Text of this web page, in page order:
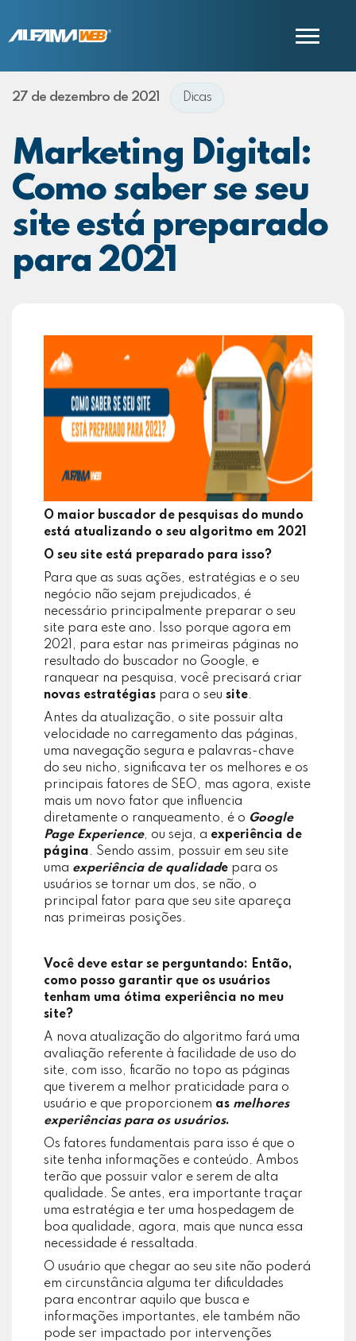
COMERCIAL
SUPORTE
27 de dezembro de 2021 Dicas
Marketing Digital:
Como saber se seu
site está preparado
para 2021
O maior buscador de pesquisas do mundo
está atualizando o seu algoritmo em 2021
O seu site está preparado para isso?
Para que as suas ações, estratégias e o seu
negócio não sejam prejudicados, é
necessário principalmente preparar o seu
site para este ano. Isso porque agora em
2021, para estar nas primeiras páginas no
resultado do buscador no Google, e
ranquear na pesquisa, você precisará criar
novas estratégias para o seu site.
Antes da atualização, o site possuir alta
velocidade no carregamento das páginas,
uma navegação segura e palavras-chave
do seu nicho, significava ter os melhores e os
principais fatores de SEO, mas agora, existe
mais um novo fator que influencia
diretamente o ranqueamento, é o Google
Page Experience, ou seja, a experiência de
página. Sendo assim, possuir em seu site
uma experiência de qualidade para os
usuários se tornar um dos, se não, o
principal fator para que seu site apareça
nas primeiras posições.
Você deve estar se perguntando: Então,
como posso garantir que os usuários
tenham uma ótima experiência no meu
site?
A nova atualização do algoritmo fará uma
avaliação referente à facilidade de uso do
site, com isso, ficarão no topo as páginas
que tiverem a melhor praticidade para o
usuário e que proporcionem as melhores
experiências para os usuários.
Os fatores fundamentais para isso é que o
site tenha informações e conteúdo. Ambos
terão que possuir valor e serem de alta
qualidade. Se antes, era importante traçar
uma estratégia e ter uma hospedagem de
boa qualidade, agora, mais que nunca essa
necessidade é ressaltada.
O usuário que chegar ao seu site não poderá
em circunstância alguma ter dificuldades
para encontrar aquilo que busca e
informações importantes, ele também não
pode ser impactado por intervenções